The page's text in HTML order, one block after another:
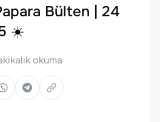
Bülten | 24
☀️
okuma